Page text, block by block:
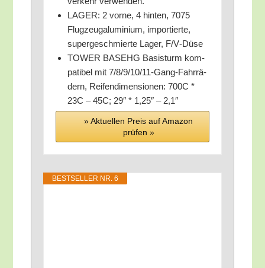
LAGER: 2 vor­ne, 4 hin­ten, 7075
Flug­zeug­alu­mi­ni­um, impor­tier­te,
super­ge­schmier­te Lager, F/​V‑Düse
TOWER BASEHG Basis­turm kom­
pa­ti­bel mit 7/8/9/10/11-Gang-Fahr­rä­
dern, Rei­fen­di­men­sio­nen: 700C *
23C – 45C; 29″ * 1,25″ – 2,1″
» Aktu­el­len Preis auf Ama­zon
prü­fen »
BEST­SEL­LER NR. 6